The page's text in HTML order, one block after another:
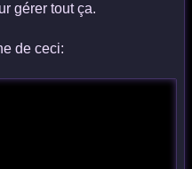
gérer tout ça.
de ceci: